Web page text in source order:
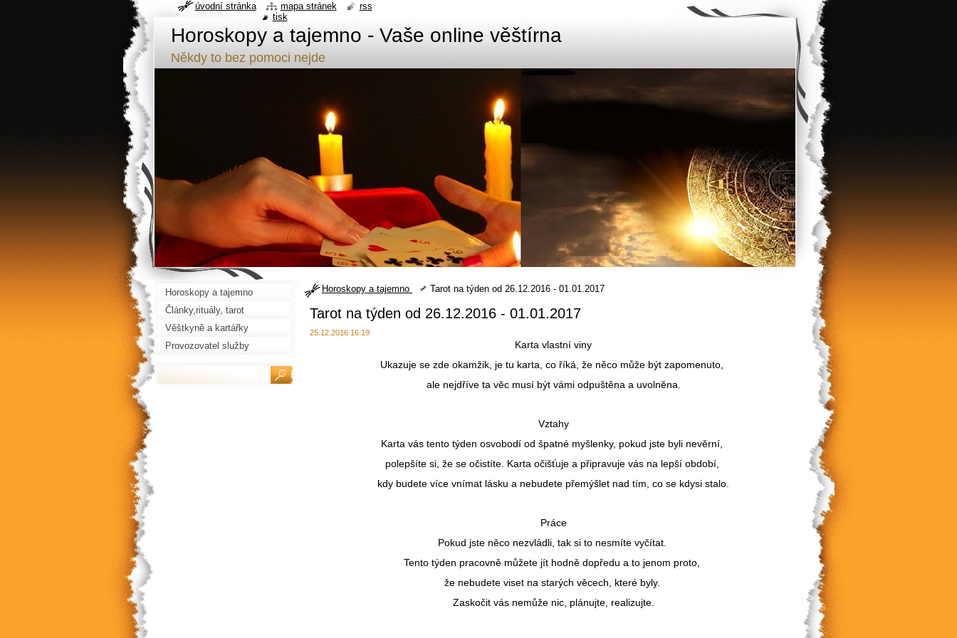
Horoskopy a tajemno - Vaše online věštírna
Někdy to bez pomoci nejde
Horoskopy a tajemno Tarot na týden od 26.12.2016 - 01.01.2017
Tarot na týden od 26.12.2016 - 01.01.2017
25.12.2016 16:19
Karta vlastní viny
Ukazuje se zde okamžik, je tu karta, co říká, že něco může být zapomenuto,
ale nejdříve ta věc musí být vámi odpuštěna a uvolněna.
Vztahy
Karta vás tento týden osvobodí od špatné myšlenky, pokud jste byli nevěrní,
polepšíte si, že se očistíte. Karta očišťuje a připravuje vás na lepší období,
kdy budete více vnímat lásku a nebudete přemýšlet nad tím, co se kdysi stalo.
Práce
Pokud jste něco nezvládli, tak si to nesmíte vyčítat.
Tento týden pracovně můžete jít hodně dopředu a to jenom proto,
že nebudete viset na starých věcech, které byly.
Zaskočit vás nemůže nic, plánujte, realizujte.
Horoskopy a tajemno
Články,rituály, tarot
Věštkyně a kartářky
Provozovatel služby
úvodní stránka mapa stránek
rss
tisk